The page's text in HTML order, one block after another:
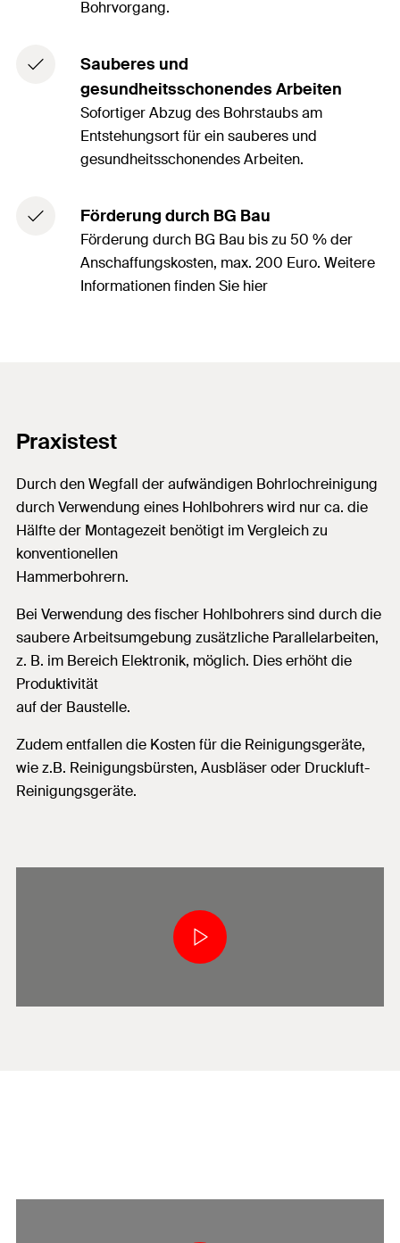
Bohrvorgang.
Sauberes und
gesundheitsschonendes Arbeiten
Sofortiger Abzug des Bohrstaubs am
Entstehungsort für ein sauberes und
gesundheitsschonendes Arbeiten.
Förderung durch BG Bau
Förderung durch BG Bau bis zu 50 % der
Anschaffungskosten, max. 200 Euro. Weitere
Informationen finden Sie hier
Praxistest
Durch den Wegfall der aufwändigen Bohrlochreinigung
durch Verwendung eines Hohlbohrers wird nur ca. die
Hälfte der Montagezeit benötigt im Vergleich zu
konventionellen
Hammerbohrern.
Bei Verwendung des fischer Hohlbohrers sind durch die
saubere Arbeitsumgebung zusätzliche Parallelarbeiten,
z. B. im Bereich Elektronik, möglich. Dies erhöht die
Produktivität
auf der Baustelle.
Zudem entfallen die Kosten für die Reinigungsgeräte,
wie z.B. Reinigungsbürsten, Ausbläser oder Druckluft-
Reinigungsgeräte.